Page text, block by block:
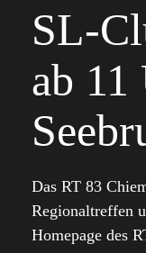
SL-
ab 11
Das RT 83
Regionaltreffen
Homepage des